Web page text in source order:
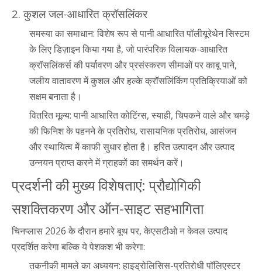
2. कुशल जल-आधारित क्रॉसलिंकर
समस्या का समाधान: विशेष रूप से पानी आधारित पॉलीयूरेथेन सिस्टम
के लिए डिज़ाइन किया गया है, जो पारंपरिक विलायक-आधारित
क्रॉसलिंकर्स की पर्यावरण और प्रसंस्करण सीमाओं पर काबू पाने,
जलीय वातावरण में कुशल और हल्के क्रॉसलिंकिंग प्रतिक्रियाओं को
सक्षम बनाता है।
वितरित मूल्य: पानी आधारित कोटिंग्स, स्याही, चिपकने वाले और चमड़े
की फिनिश के पहनने के प्रतिरोध, रासायनिक प्रतिरोध, आसंजन
और स्थायित्व में काफी सुधार होता है। हरित उत्पादन और उत्पाद
उन्नयन प्राप्त करने में ग्राहकों का समर्थन करें।
प्रदर्शनी की मुख्य विशेषताएं: प्रौद्योगिकी
सशक्तिकरण और ऑन-साइट सहभागिता
चिनप्लास 2026 के दौरान हमारे बूथ पर, केएसटीओ न केवल उत्पाद
प्रदर्शित करेगा बल्कि ये पेशकश भी करेगा:
तकनीकी मामले का अध्ययन: हाइड्रोलिसिस-प्रतिरोधी पॉलिएस्टर